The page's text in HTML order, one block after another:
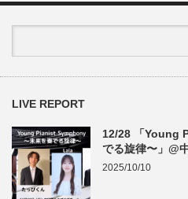
LIVE REPORT
12/28 「Young
でる旋律〜」@
2025/10/10